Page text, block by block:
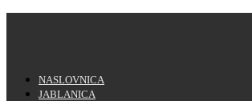
NASLOVNICA
JABLANICA